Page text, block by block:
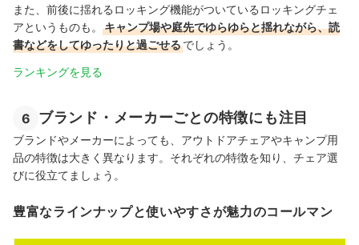
また、前後に揺れるロッキング機能がついているロッキングチェ
アというものも。
キャンプ場や庭先でゆらゆらと揺れながら、読
書などをしてゆったりと過ごせるでしょう。
ランキングを見る
6 ブランド・メーカーごとの特徴にも注目
ブランドやメーカーによっても、アウトドアチェアやキャンプ用
品の特徴は大きく異なります。それぞれの特徴を知り、チェア選
びに役立てましょう。
豊富なラインナップと使いやすさが魅力のコールマン